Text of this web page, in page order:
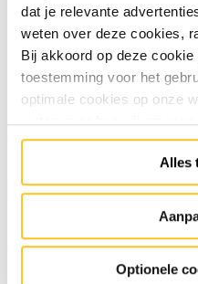
dat je relevante
weten over deze cookies,
Bij akkoord op deze
toestemming voor het
optimale cookies op onze
weten over hoe wij
raadpleeg onze
sollicitaties raadpleeg onze
kunt de cookie instellingen
link onderaan de website.
Alles
Optionele
Jij bent een expert op
voertuigsystemen
Vooral op het gebied
autoschadetechnicus een
spelen in het
voertuigsystemen is jouw
Wie ben jij?
verder wil ontwikkelen of
autoschadetechnicus. Je
bent stressbestendig.